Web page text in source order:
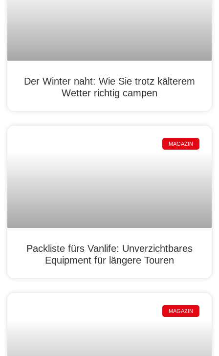
Der Winter naht: Wie Sie trotz kälterem
Wetter richtig campen
MAGAZIN
Packliste fürs Vanlife: Unverzichtbares
Equipment für längere Touren
MAGAZIN